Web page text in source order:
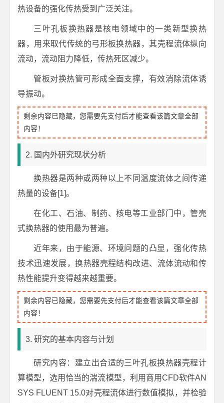
热设备的强化传热受到广泛关注。
三叶孔板换热器是核电领域中的一类新型换热
器，用来取代传统的弓形板换热器，其壳程流体纵向
流动，流动阻力降低，传热死区减少。
管板对换热管可形成全面支撑，有效消除流体诱
导振动。
剩余内容已隐藏，您需要先支付后才能查看该篇文章全部
内容！
2. 国内外研究现状分析
换热器是两种或两种以上不同温度流体之间传递
热量的设备[1]。
在化工、石油、制药、核电等工业部门中，管壳
式换热器的使用最为普遍。
近年来，由于能源、环境问题的凸显，强化传热
技术迅速发展，换热器壳程结构改进、流体流动和传
热性能提升变得越来越重要。
剩余内容已隐藏，您需要先支付后才能查看该篇文章全部
内容！
3. 研究的基本内容与计划
研究内容：建立出合适的三叶孔板换热器壳程计
算模型，选用恰当的湍流模型，利用商用CFD软件AN
SYS FLUENT 15.0对壳程流体进行数值模拟，并检验